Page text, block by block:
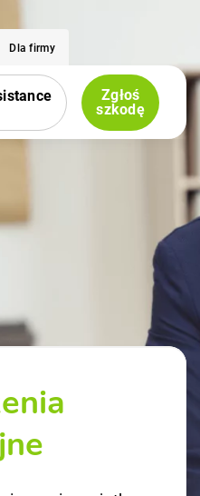
Dla firmy
nawigacyjne
Zgłoś
szkodę